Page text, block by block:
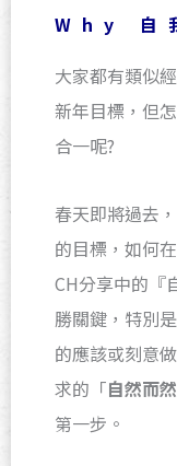
Why 自
大家都有類似
新年目標，但
合一呢?
春天即將過去
的目標，如何
CH分享中的『
勝關鍵，特別
的應該或刻意
求的「自然而然
第一步。